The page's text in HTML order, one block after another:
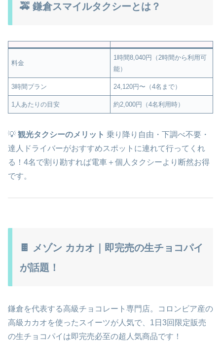
🚕 鎌倉スマイルタクシーとは？
料金
1時間8,040円（2時間から利用可
能）
3時間プラン 24,120円〜（4名まで）
1人あたりの目安 約2,000円（4名利用時）
💡 観光タクシーのメリット 乗り降り自由・下調べ不要・
達人ドライバーがおすすめスポットに連れて行ってくれ
る！4名で割り勘すれば電車＋個人タクシーより断然お得
です。
🍫 メゾン カカオ｜即完売の生チョコパイ
が話題！
鎌倉を代表する高級チョコレート専門店。コロンビア産の
高級カカオを使ったスイーツが人気で、1日3回限定販売
の生チョコパイは即完売必至の超人気商品です！